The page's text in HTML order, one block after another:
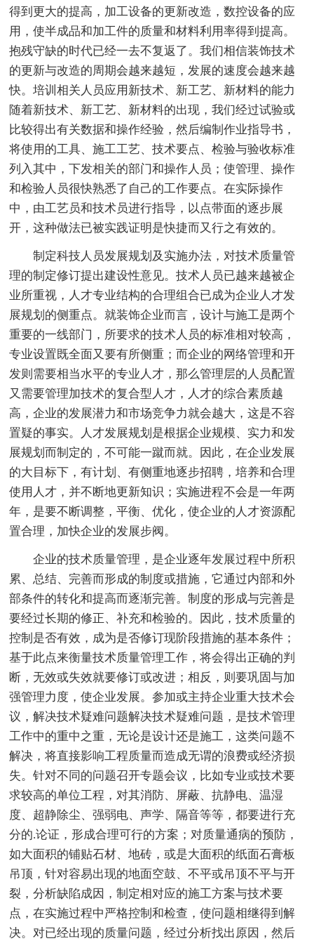
得到更大的提高，加工设备的更新改造，数控设备的应
用，使半成品和加工件的质量和材料利用率得到提高。
抱残守缺的时代已经一去不复返了。我们相信装饰技术
的更新与改造的周期会越来越短，发展的速度会越来越
快。培训相关人员应用新技术、新工艺、新材料的能力
随着新技术、新工艺、新材料的出现，我们经过试验或
比较得出有关数据和操作经验，然后编制作业指导书，
将使用的工具、施工工艺、技术要点、检验与验收标准
列入其中，下发相关的部门和操作人员；使管理、操作
和检验人员很快熟悉了自己的工作要点。在实际操作
中，由工艺员和技术员进行指导，以点带面的逐步展
开，这种做法已被实践证明是快捷而又行之有效的。
制定科技人员发展规划及实施办法，对技术质量管
理的制定修订提出建设性意见。技术人员已越来越被企
业所重视，人才专业结构的合理组合已成为企业人才发
展规划的侧重点。就装饰企业而言，设计与施工是两个
重要的一线部门，所要求的技术人员的标准相对较高，
专业设置既全面又要有所侧重；而企业的网络管理和开
发则需要相当水平的专业人才，那么管理层的人员配置
又需要管理加技术的复合型人才，人才的综合素质越
高，企业的发展潜力和市场竞争力就会越大，这是不容
置疑的事实。人才发展规划是根据企业规模、实力和发
展规划而制定的，不可能一蹴而就。因此，在企业发展
的大目标下，有计划、有侧重地逐步招聘，培养和合理
使用人才，并不断地更新知识；实施进程不会是一年两
年，是要不断调整，平衡、优化，使企业的人才资源配
置合理，加快企业的发展步阀。
企业的技术质量管理，是企业逐年发展过程中所积
累、总结、完善而形成的制度或措施，它通过内部和外
部条件的转化和提高而逐渐完善。制度的形成与完善是
要经过长期的修正、补充和检验的。因此，技术质量的
控制是否有效，成为是否修订现阶段措施的基本条件；
基于此点来衡量技术质量管理工作，将会得出正确的判
断，无效或失效就要修订或改进；相反，则要巩固与加
强管理力度，使企业发展。参加或主持企业重大技术会
议，解决技术疑难问题解决技术疑难问题，是技术管理
工作中的重中之重，无论是设计还是施工，这类问题不
解决，将直接影响工程质量而造成无谓的浪费或经济损
失。针对不同的问题召开专题会议，比如专业或技术要
求较高的单位工程，对其消防、屏蔽、抗静电、温湿
度、超静除尘、强弱电、声学、隔音等等，都要进行充
分的.论证，形成合理可行的方案；对质量通病的预防，
如大面积的铺贴石材、地砖，或是大面积的纸面石膏板
吊顶，针对容易出现的地面空鼓、不平或吊顶不平与开
裂，分析缺陷成因，制定相对应的施工方案与技术要
点，在实施过程中严格控制和检查，使问题相继得到解
决。对已经出现的质量问题，经过分析找出原因，然后